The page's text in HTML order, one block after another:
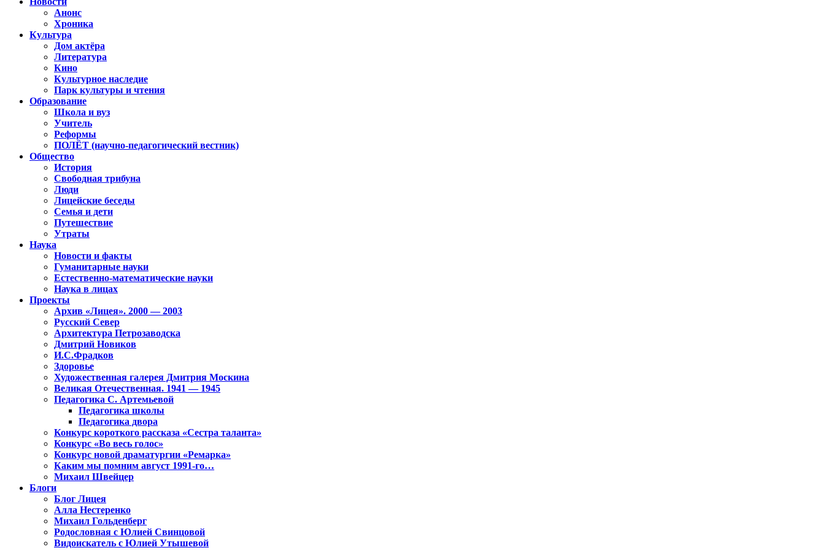
Анонс
Хроника
Культура
Дом актёра
Литература
Кино
Культурное наследие
Парк культуры и чтения
Образование
Школа и вуз
Учитель
Реформы
ПОЛЁТ (научно-педагогический вестник)
Общество
История
Свободная трибуна
Люди
Лицейские беседы
Семья и дети
Путешествие
Утраты
Наука
Новости и факты
Гуманитарные науки
Естественно-математические науки
Наука в лицах
Проекты
Архив «Лицея». 2000 — 2003
Русский Север
Архитектура Петрозаводска
Дмитрий Новиков
И.С.Фрадков
Здоровье
Художественная галерея Дмитрия Москина
Великая Отечественная. 1941 — 1945
Педагогика С. Артемьевой
Педагогика школы
Педагогика двора
Конкурс короткого рассказа «Сестра таланта»
Конкурс «Во весь голос»
Конкурс новой драматургии «Ремарка»
Каким мы помним август 1991-го…
Михаил Швейцер
Блоги
Блог Лицея
Алла Нестеренко
Михаил Гольденберг
Родословная с Юлией Свинцовой
Видоискатель с Юлией Утышевой